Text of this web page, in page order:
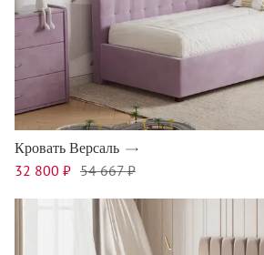
Кровать Версаль
32 800 ₽ 54 667 ₽